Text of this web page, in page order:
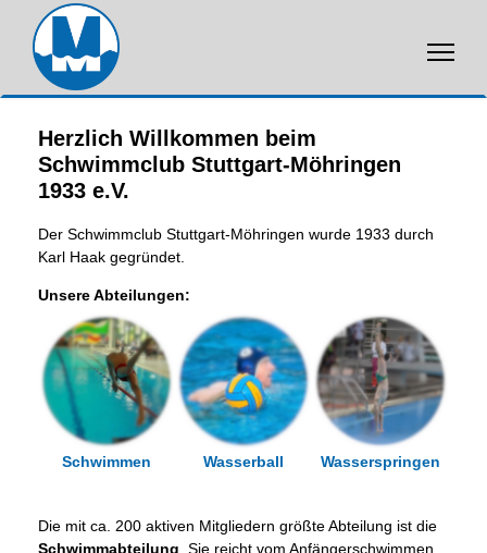
Herzlich Willkommen beim
Schwimmclub Stuttgart-Möhringen
1933 e.V.
Der Schwimmclub Stuttgart-Möhringen wurde 1933 durch
Karl Haak gegründet.
Unsere Abteilungen:
Schwimmen Wasserball Wasserspringen
Die mit ca. 200 aktiven Mitgliedern größte Abteilung ist die
Schwimmabteilung . Sie reicht vom Anfängerschwimmen